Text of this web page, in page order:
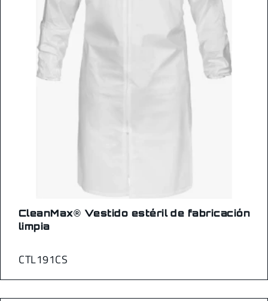
CTL191CS
CleanMax® Vestido estéril de fabricación
limpia